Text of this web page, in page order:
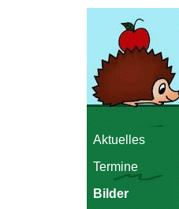
Aktuelles
Termine
Bilder